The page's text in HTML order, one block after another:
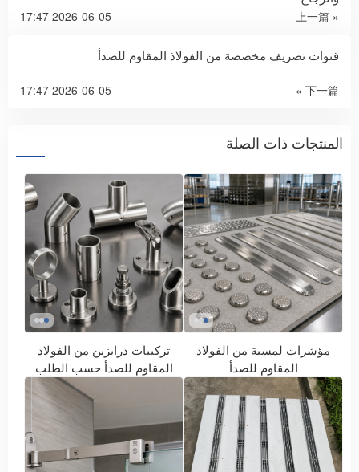
« 上一篇
2026-06-05 17:47
قنوات تصريف مخصصة من الفولاذ المقاوم للصدأ
下一篇 »
2026-06-05 17:47
المنتجات ذات الصلة
مؤشرات لمسية من الفولاذ
المقاوم للصدأ
تركيبات درابزين من الفولاذ
المقاوم للصدأ حسب الطلب